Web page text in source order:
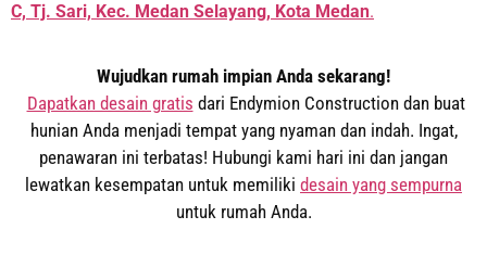
C, Tj. Sari, Kec. Medan Selayang, Kota Medan.
Wujudkan rumah impian Anda sekarang!
Dapatkan desain gratis dari Endymion Construction dan buat
hunian Anda menjadi tempat yang nyaman dan indah. Ingat,
penawaran ini terbatas! Hubungi kami hari ini dan jangan
lewatkan kesempatan untuk memiliki desain yang sempurna
untuk rumah Anda.